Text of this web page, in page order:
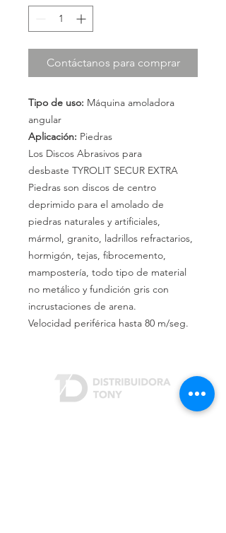
Contáctanos para comprar
Tipo de uso: Máquina amoladora
angular
Aplicación: Piedras
Los Discos Abrasivos para
desbaste TYROLIT SECUR EXTRA
Piedras son discos de centro
deprimido para el amolado de
piedras naturales y artificiales,
mármol, granito, ladrillos refractarios,
hormigón, tejas, fibrocemento,
mampostería, todo tipo de material
no metálico y fundición gris con
incrustaciones de arena.
Velocidad periférica hasta 80 m/seg.